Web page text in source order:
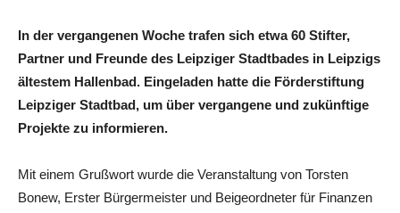
In der vergangenen Woche trafen sich etwa 60 Stifter,
Partner und Freunde des Leipziger Stadtbades in Leipzigs
ältestem Hallenbad. Eingeladen hatte die Förderstiftung
Leipziger Stadtbad, um über vergangene und zukünftige
Projekte zu informieren.
Mit einem Grußwort wurde die Veranstaltung von Torsten
Bonew, Erster Bürgermeister und Beigeordneter für Finanzen